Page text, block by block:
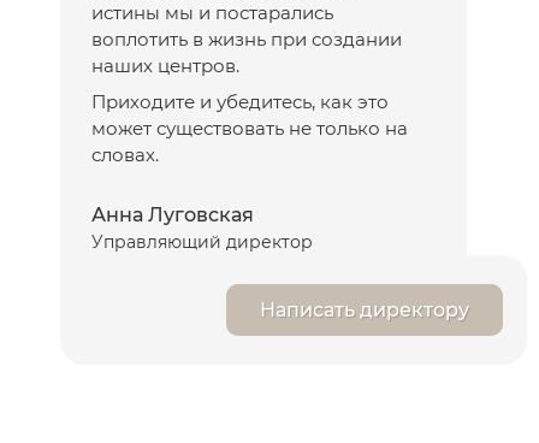
истины мы и постарались
воплотить в жизнь при создании
наших центров.
Приходите и убедитесь, как это
может существовать не только на
словах.
Анна Луговская
Управляющий директор
Написать директору